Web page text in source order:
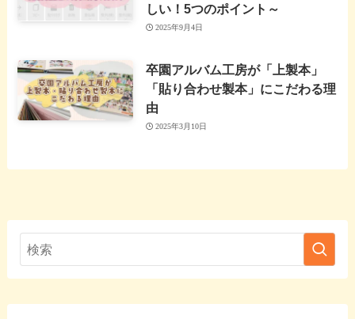
しい！5つのポイント～
2025年9月4日
卒園アルバム工房が「上製本」
「貼り合わせ製本」にこだわる理
由
2025年3月10日